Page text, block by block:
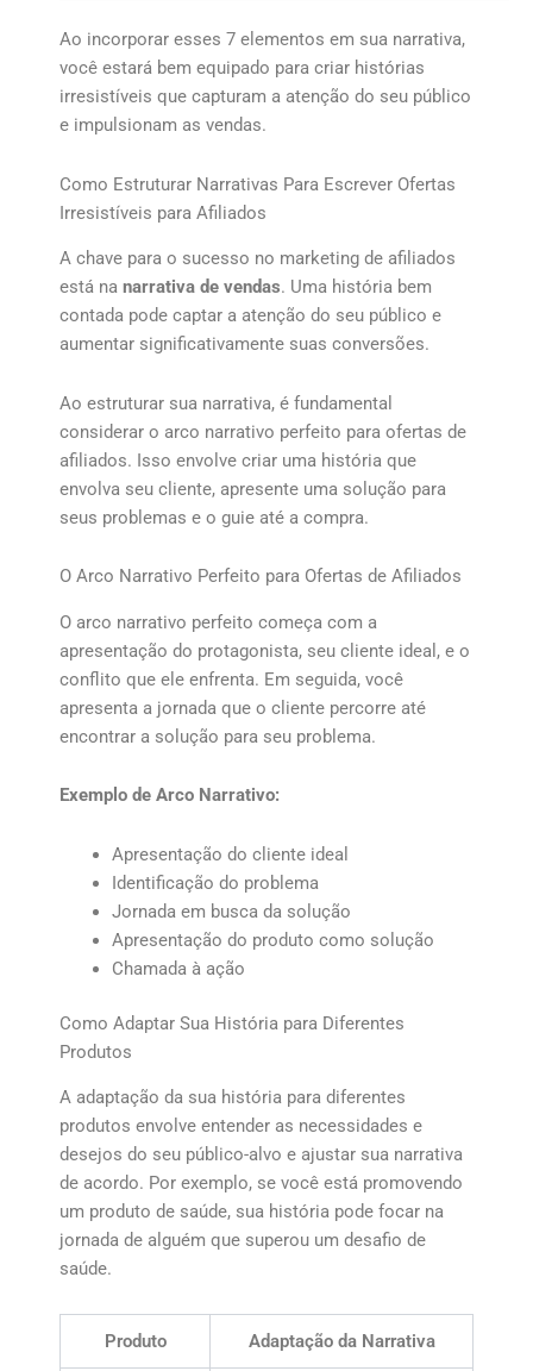
Ao incorporar esses 7 elementos em sua narrativa,
você estará bem equipado para criar histórias
irresistíveis que capturam a atenção do seu público
e impulsionam as vendas.
Como Estruturar Narrativas Para Escrever Ofertas
Irresistíveis para Afiliados
A chave para o sucesso no marketing de afiliados
está na narrativa de vendas. Uma história bem
contada pode captar a atenção do seu público e
aumentar significativamente suas conversões.
Ao estruturar sua narrativa, é fundamental
considerar o arco narrativo perfeito para ofertas de
afiliados. Isso envolve criar uma história que
envolva seu cliente, apresente uma solução para
seus problemas e o guie até a compra.
O Arco Narrativo Perfeito para Ofertas de Afiliados
O arco narrativo perfeito começa com a
apresentação do protagonista, seu cliente ideal, e o
conflito que ele enfrenta. Em seguida, você
apresenta a jornada que o cliente percorre até
encontrar a solução para seu problema.
Exemplo de Arco Narrativo:
Apresentação do cliente ideal
Identificação do problema
Jornada em busca da solução
Apresentação do produto como solução
Chamada à ação
Como Adaptar Sua História para Diferentes
Produtos
A adaptação da sua história para diferentes
produtos envolve entender as necessidades e
desejos do seu público-alvo e ajustar sua narrativa
de acordo. Por exemplo, se você está promovendo
um produto de saúde, sua história pode focar na
jornada de alguém que superou um desafio de
saúde.
Produto Adaptação da Narrativa